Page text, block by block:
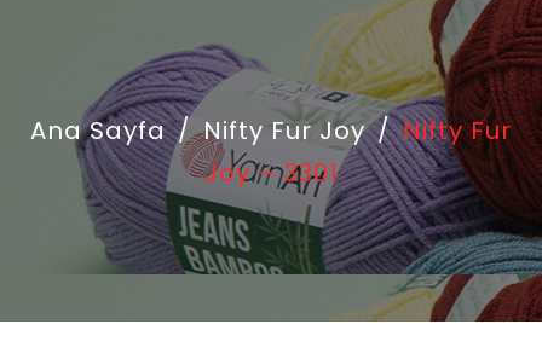
Ana Sayfa / Nifty Fur Joy / Nifty Fur
Joy – 3301